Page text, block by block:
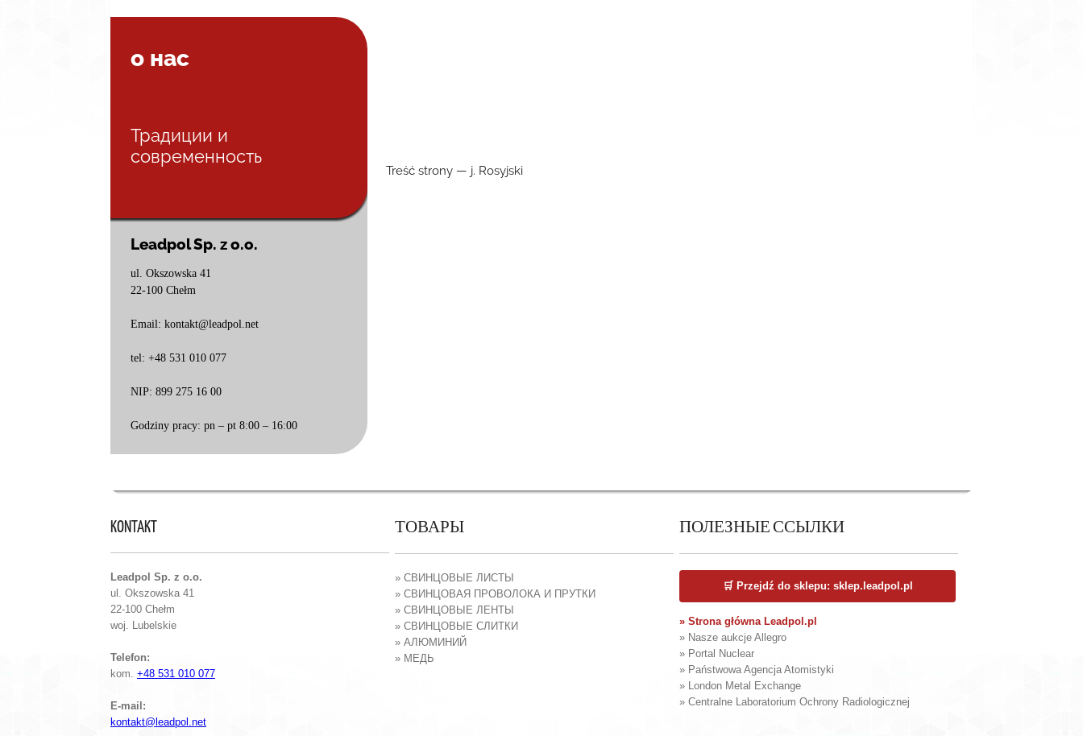
о нас
Традиции и
современность
Leadpol Sp. z o.o.
ul. Okszowska 41
22-100 Chełm
Email: kontakt@leadpol.net
tel: +48 531 010 077
NIP: 899 275 16 00
Godziny pracy: pn – pt 8:00 – 16:00
Treść strony — j. Rosyjski
KONTAKT
Leadpol Sp. z o.o.
ul. Okszowska 41
22-100 Chełm
woj. Lubelskie
Telefon:
kom. +48 531 010 077
E-mail:
kontakt@leadpol.net
ТОВАРЫ
» СВИНЦОВЫЕ ЛИСТЫ
» СВИНЦОВАЯ ПРОВОЛОКА И ПРУТКИ
» СВИНЦОВЫЕ ЛЕНТЫ
» СВИНЦОВЫЕ СЛИТКИ
» АЛЮМИНИЙ
» МЕДЬ
ПОЛЕЗНЫЕ ССЫЛКИ
🛒 Przejdź do sklepu: sklep.leadpol.pl
» Strona główna Leadpol.pl
» Nasze aukcje Allegro
» Portal Nuclear
» Państwowa Agencja Atomistyki
» London Metal Exchange
» Centralne Laboratorium Ochrony Radiologicznej